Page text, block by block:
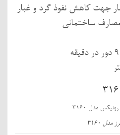
جهت کاهش نفوذ گرد و غبار
مصارف ساختمانی
3160